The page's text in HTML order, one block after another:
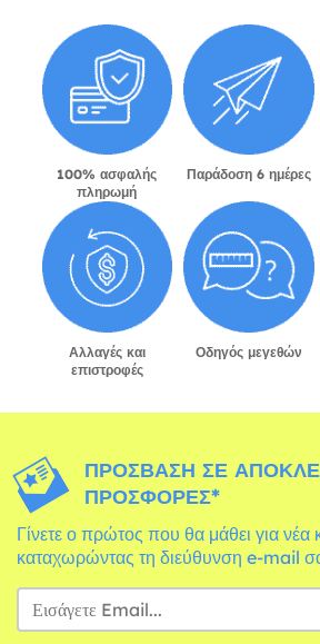
100% ασφαλής
πληρωμή
Παράδοση 6 ημέρες
Αλλαγές και
επιστροφές
Οδηγός μεγεθών
ΠΡΌΣΒΑΣΗ ΣΕ
ΠΡΟΣΦΟΡΈΣ*
Γίνετε ο πρώτος που θα μάθει για
καταχωρώντας τη διεύθυνση e-mail